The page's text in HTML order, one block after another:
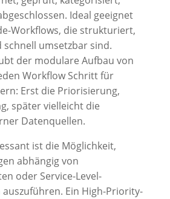
Ideal geeignet
Workflows, die strukturiert,
umsetzbar sind.
der modulare Aufbau von
Workflow Schritt für
Erst die Priorisierung,
später vielleicht die
Datenquellen.
ist die Möglichkeit,
abhängig von
oder Service-Level-
Ein High-Priority-